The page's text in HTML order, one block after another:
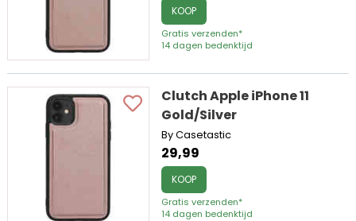
KOOP
Gratis verzenden*
14 dagen bedenktijd
Clutch Apple iPhone 11
Gold/Silver
By Casetastic
29,99
KOOP
Gratis verzenden*
14 dagen bedenktijd